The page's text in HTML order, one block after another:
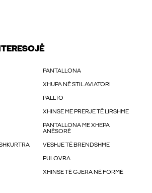
PANTALLONA
XHUPA NË STIL AVIATORI
PALLTO
XHINSE ME PRERJE TË LIRSHME
PANTALLONA ME XHEPA
ANËSORË
VESHJE TË BRENDSHME
PULOVRA
XHINSE TË GJERA NË FORMË